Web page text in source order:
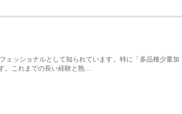
ェッショナルとして知られています。特に「多品種少量加
。これまでの長い経験と熟…